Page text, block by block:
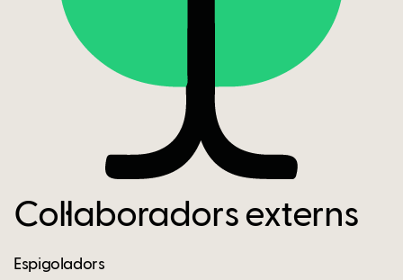
Col·laboradors externs
Espigoladors